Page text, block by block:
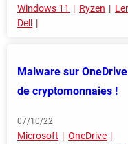
Windows 11
Ryzen
Dell
Malware sur
de cryptomonnaies !
07/10/22
Microsoft
OneDrive